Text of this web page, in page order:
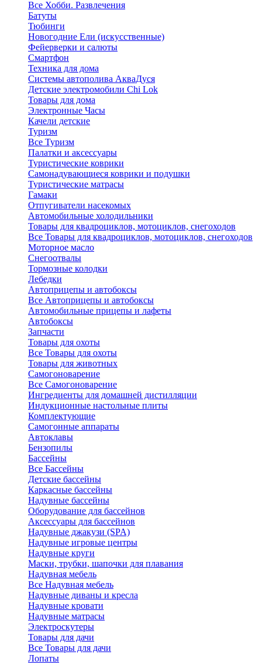
Все Хобби. Развлечения
Батуты
Тюбинги
Новогодние Ели (искусственные)
Фейерверки и салюты
Смартфон
Техника для дома
Системы автополива АкваДуся
Детские электромобили Chi Lok
Товары для дома
Электронные Часы
Качели детские
Туризм
Все Туризм
Палатки и аксессуары
Туристические коврики
Самонадувающиеся коврики и подушки
Туристические матрасы
Гамаки
Отпугиватели насекомых
Автомобильные холодильники
Товары для квадроциклов, мотоциклов, снегоходов
Все Товары для квадроциклов, мотоциклов, снегоходов
Моторное масло
Снегоотвалы
Тормозные колодки
Лебедки
Автоприцепы и автобоксы
Все Автоприцепы и автобоксы
Автомобильные прицепы и лафеты
Автобоксы
Запчасти
Товары для охоты
Все Товары для охоты
Товары для животных
Самогоноварение
Все Самогоноварение
Ингредиенты для домашней дистилляции
Индукционные настольные плиты
Комплектующие
Самогонные аппараты
Автоклавы
Бензопилы
Бассейны
Все Бассейны
Детские бассейны
Каркасные бассейны
Надувные бассейны
Оборудование для бассейнов
Аксессуары для бассейнов
Надувные джакузи (SPA)
Надувные игровые центры
Надувные круги
Маски, трубки, шапочки для плавания
Надувная мебель
Все Надувная мебель
Надувные диваны и кресла
Надувные кровати
Надувные матрасы
Электроскутеры
Товары для дачи
Все Товары для дачи
Лопаты